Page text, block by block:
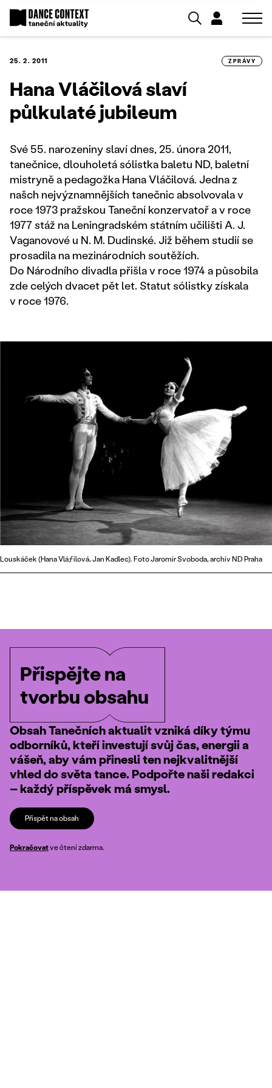
25. 2. 2011 ZPRÁVY
Hana Vláčilová slaví
půlkulaté jubileum
Své 55. narozeniny slaví dnes, 25. února 2011,
tanečnice, dlouholetá sólistka baletu ND, baletní
mistryně a pedagožka Hana Vláčilová. Jedna z
našch nejvýznamnějších tanečnic absolvovala v
roce 1973 pražskou Taneční konzervatoř a v roce
1977 stáž na Leningradském státním učilišti A. J.
Vaganovové u N. M. Dudinské. Již během studií se
prosadila na mezinárodních soutěžích.
Do Národního divadla přišla v roce 1974 a působila
zde celých dvacet pět let. Statut sólistky získala
v roce 1976.
Louskáček (Hana Vláƒilová, Jan Kadlec). Foto Jaromír Svoboda, archiv ND Praha
Přispějte na
tvorbu obsahu
Obsah Tanečních aktualit vzniká díky týmu
odborníků, kteří investují svůj čas, energii a
vášeň, aby vám přinesli ten nejkvalitnější
vhled do světa tance. Podpořte naši redakci
– každý příspěvek má smysl.
Přispět na obsah
Pokračovatve čtení zdarma.